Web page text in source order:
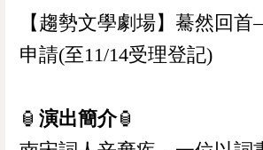
【趨勢文學劇場】驀然回
申請(至11/14受理登記)
🏮 演出簡介🏮